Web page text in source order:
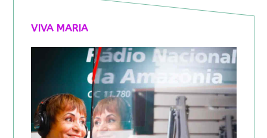
VIVA MARIA